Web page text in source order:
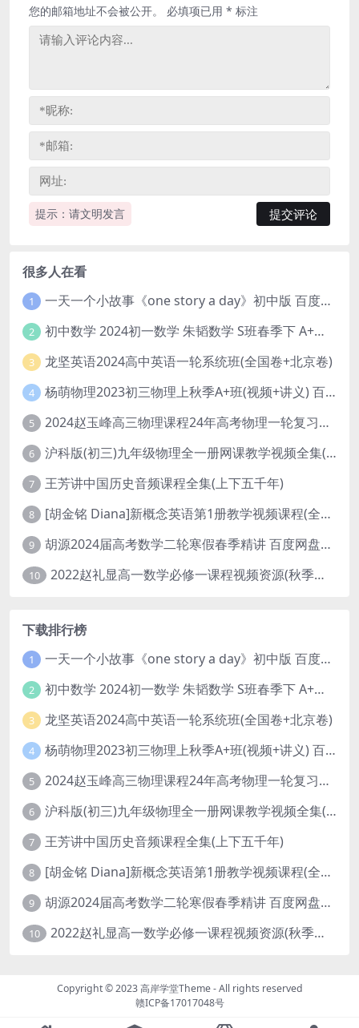
提示：请文明发言
您的邮箱地址不会被公开。 必填项已用 * 标注
很多人在看
1 一天一个小故事《one story a day》初中版 百度网盘分享下载
2 初中数学 2024初一数学 朱韬数学 S班春季下 A+班春季下 百度云网盘
3 龙坚英语2024高中英语一轮系统班(全国卷+北京卷)
4 杨萌物理2023初三物理上秋季A+班(视频+讲义) 百度网盘分享
5 2024赵玉峰高三物理课程24年高考物理一轮复习网课教程
6 沪科版(初三)九年级物理全一册网课教学视频全集(录播版 杜春雨 66讲)
7 王芳讲中国历史音频课程全集(上下五千年)
8 [胡金铭 Diana]新概念英语第1册教学视频课程(全集 百度网盘下载)
9 胡源2024届高考数学二轮寒假春季精讲 百度网盘分享
10 2022赵礼显高一数学必修一课程视频资源(秋季班 含讲义)百度网盘云
下载排行榜
1 一天一个小故事《one story a day》初中版 百度网盘分享下载
2 初中数学 2024初一数学 朱韬数学 S班春季下 A+班春季下 百度云网盘
3 龙坚英语2024高中英语一轮系统班(全国卷+北京卷)
4 杨萌物理2023初三物理上秋季A+班(视频+讲义) 百度网盘分享
5 2024赵玉峰高三物理课程24年高考物理一轮复习网课教程
6 沪科版(初三)九年级物理全一册网课教学视频全集(录播版 杜春雨 66讲)
7 王芳讲中国历史音频课程全集(上下五千年)
8 [胡金铭 Diana]新概念英语第1册教学视频课程(全集 百度网盘下载)
9 胡源2024届高考数学二轮寒假春季精讲 百度网盘分享
10 2022赵礼显高一数学必修一课程视频资源(秋季班 含讲义)百度网盘云
Copyright © 2023高岸学堂Theme- All rights reserved
赣ICP备17017048号